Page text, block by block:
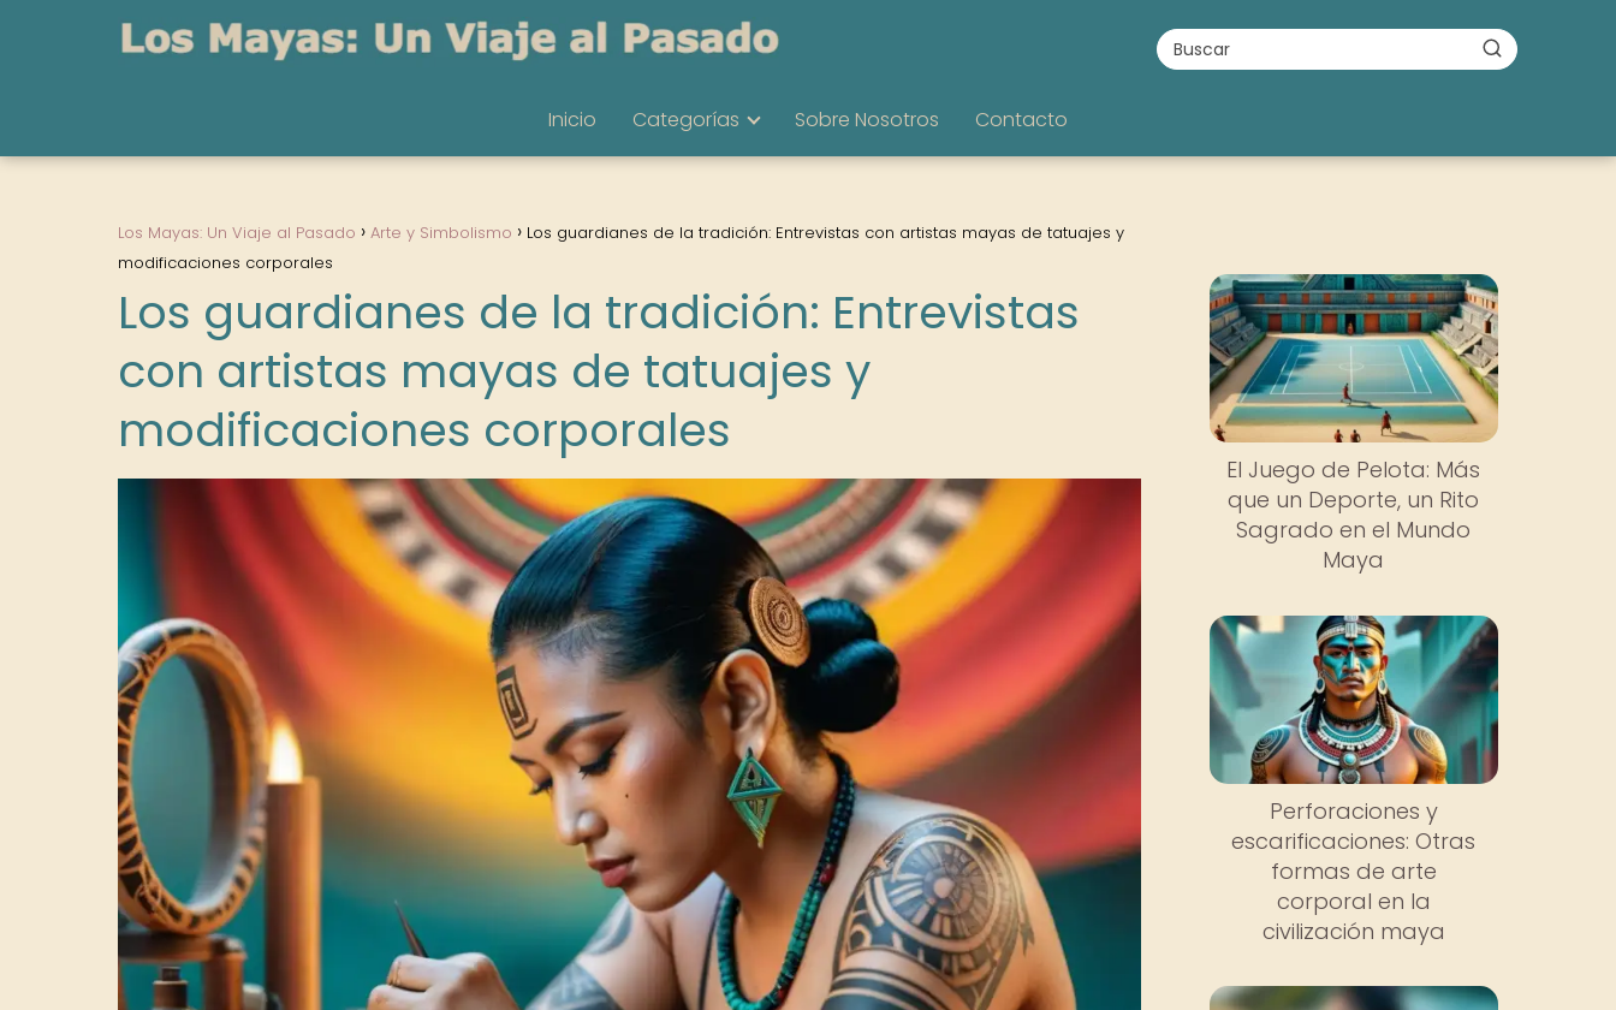
Inicio Categorías Sobre Nosotros Contacto
Los Mayas: Un Viaje al Pasado Arte y Simbolismo
Los guardianes de la tradición: Entrevistas con artistas mayas de tatuajes y
modificaciones corporales
Los guardianes de la tradición: Entrevistas
con artistas mayas de tatuajes y
modificaciones corporales
El Juego de Pelota: Más
que un Deporte, un Rito
Sagrado en el Mundo
Maya
Perforaciones y
escarificaciones: Otras
formas de arte
corporal en la
civilización maya